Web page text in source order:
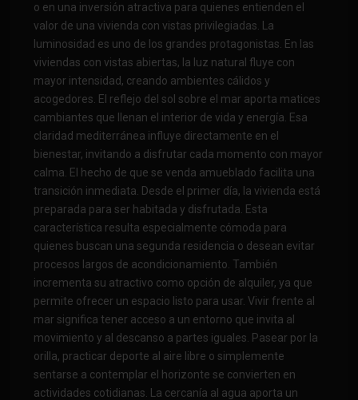
o en una inversión atractiva para quienes entienden el
valor de una vivienda con vistas privilegiadas. La
luminosidad es uno de los grandes protagonistas. En las
viviendas con vistas abiertas, la luz natural fluye con
mayor intensidad, creando ambientes cálidos y
acogedores. El reflejo del sol sobre el mar aporta matices
cambiantes que llenan el interior de vida y energía. Esa
claridad mediterránea influye directamente en el
bienestar, invitando a disfrutar cada momento con mayor
calma. El hecho de que se venda amueblado facilita una
transición inmediata. Desde el primer día, la vivienda está
preparada para ser habitada y disfrutada. Esta
característica resulta especialmente cómoda para
quienes buscan una segunda residencia o desean evitar
procesos largos de acondicionamiento. También
incrementa su atractivo como opción de alquiler, ya que
permite ofrecer un espacio listo para usar. Vivir frente al
mar significa tener acceso a un entorno que invita al
movimiento y al descanso a partes iguales. Pasear por la
orilla, practicar deporte al aire libre o simplemente
sentarse a contemplar el horizonte se convierten en
actividades cotidianas. La cercanía al agua aporta un